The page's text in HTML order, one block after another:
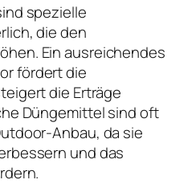
spezielle
die den
Ein ausreichendes
fördert die
die Erträge
Düngemittel sind oft
Anbau, da sie
und das